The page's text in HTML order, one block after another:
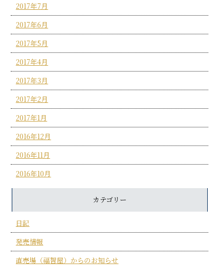
2017年7月
2017年6月
2017年5月
2017年4月
2017年3月
2017年2月
2017年1月
2016年12月
2016年11月
2016年10月
カテゴリー
日記
発売情報
直売場（福智屋）からのお知らせ